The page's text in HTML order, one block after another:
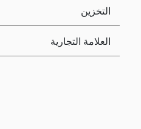
التخزين
العلامة التجارية